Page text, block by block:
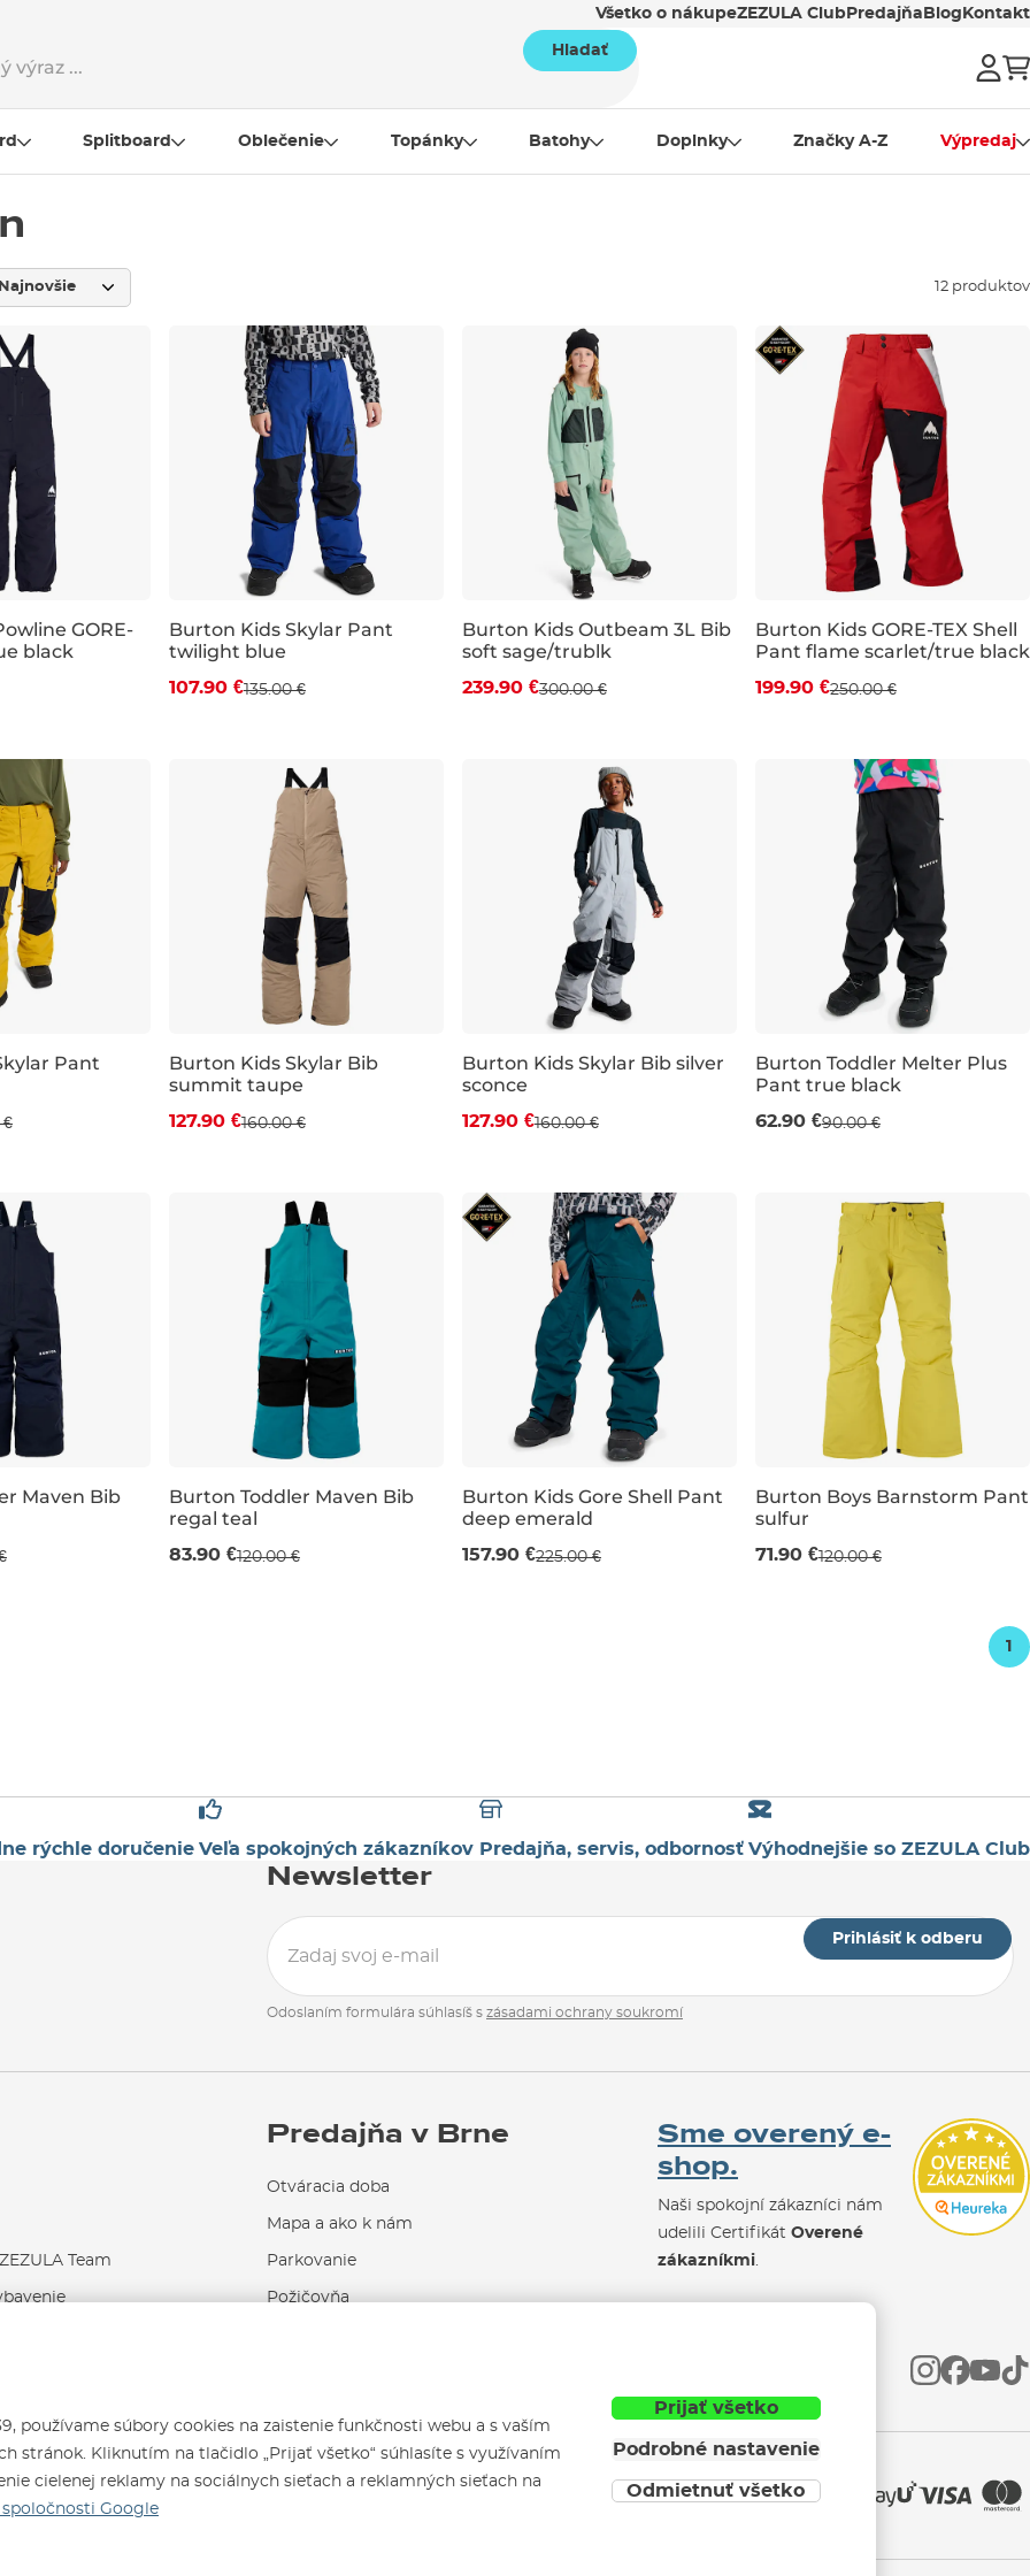
Všetko o nákupeZEZULA Club Predajňa Blog Kontakt
Hladať
Splitboard Oblečenie Topánky Batohy Doplnky Značky A-Z Výpredaj
12 produktov
GORE-
black
Zľava -20 %
Burton Kids Skylar Pant
twilight blue
107.90 €135.00 €
Zľava -20 %
Burton Kids Outbeam 3L Bib
soft sage/trublk
239.90 €300.00 €
Zľava -20 %
Burton Kids GORE-TEX Shell
Pant flame scarlet/true black
199.90 €250.00 €
Pant
€
Zľava -20 %
Burton Kids Skylar Bib
summit taupe
127.90 €160.00 €
Zľava -20 %
Burton Kids Skylar Bib silver
sconce
127.90 €160.00 €
Výpredaj -30 %
Burton Toddler Melter Plus
Pant true black
62.90 €90.00 €
Maven Bib
Výpredaj -30 %
Burton Toddler Maven Bib
regal teal
83.90 €120.00 €
Výpredaj -30 %
Burton Kids Gore Shell Pant
deep emerald
157.90 €225.00 €
Výpredaj -40 %
Burton Boys Barnstorm Pant
sulfur
71.90 €120.00 €
1
rýchle doručenie Veľa spokojných zákazníkov Predajňa, servis, odbornosť Výhodnejšie so ZEZULA Club
Newsletter
Prihlásiť k odberu
Odoslaním formulára súhlasíš s zásadami ochrany soukromí
Team
Predajňa v Brne
Otváracia doba
Mapa a ako k nám
Parkovanie
Požičovňa
Sme overený e-
shop.
Naši spokojní zákazníci nám
udelili Certifikát Overené
zákazníkmi.
používame súbory cookies na zaistenie funkčnosti webu a s vaším
stránok. Kliknutím na tlačidlo „Prijať všetko“ súhlasíte s využívaním
cielenej reklamy na sociálnych sieťach a reklamných sieťach na
Google
Prijať všetko
Podrobné nastavenie
Odmietnuť všetko